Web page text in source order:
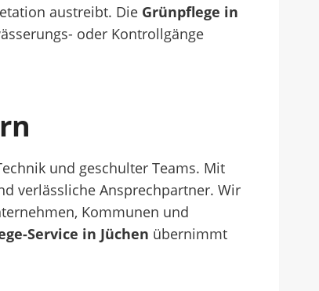
austreibt. Die Grünpflege in
oder Kontrollgänge
und geschulter Teams. Mit
verlässliche Ansprechpartner. Wir
Kommunen und
Service in Jüchen übernimmt